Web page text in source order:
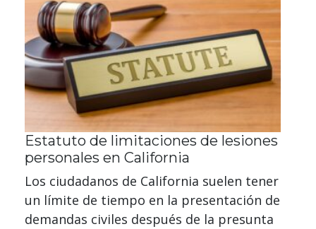
Estatuto de limitaciones de lesiones
personales en California
Los ciudadanos de California suelen tener
un límite de tiempo en la presentación de
demandas civiles después de la presunta